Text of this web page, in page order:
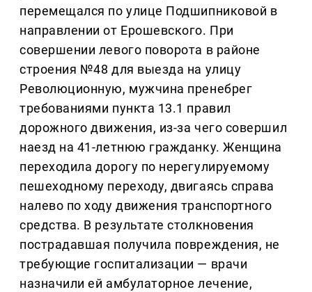
перемещался по улице Подшипниковой в
направлении от Ерошевского. При
совершении левого поворота в районе
строения №48 для выезда на улицу
Революционную, мужчина пренебрег
требованиями пункта 13.1 правил
дорожного движения, из-за чего совершил
наезд на 41-летнюю гражданку. Женщина
переходила дорогу по нерегулируемому
пешеходному переходу, двигаясь справа
налево по ходу движения транспортного
средства. В результате столкновения
пострадавшая получила повреждения, не
требующие госпитализации — врачи
назначили ей амбулаторное лечение,